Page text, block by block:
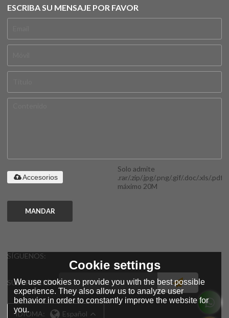
ESCRIBA SU MENSAJE POR FAVOR
Solo admite
.rar/.zip/.jpg/.png/.gif/.doc/.xls/.pdf,
máximo 20M
Accesorios
MANDAR
SÍGUENOS:
SUSCRIPCIÓN
IDIOMA: Español
Cookie settings
We use cookies to provide you with the best possible
experience. They also allow us to analyze user
behavior in order to constantly improve the website for
you.